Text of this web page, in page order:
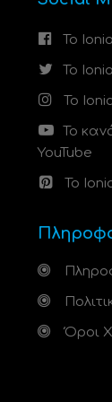
Το
Το
Το
Το
YouTube
Το
Όροι